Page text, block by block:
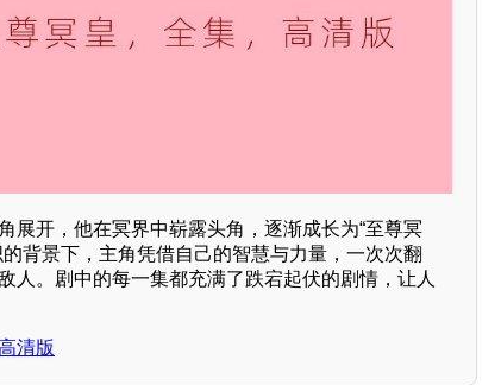
展开，他在冥界中崭露头角，逐渐成长为“至尊冥
背景下，主角凭借自己的智慧与力量，一次次翻
人。剧中的每一集都充满了跌宕起伏的剧情，让人
清版